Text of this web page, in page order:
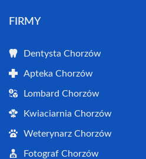
FIRMY
Dentysta Chorzów
Apteka Chorzów
Lombard Chorzów
Kwiaciarnia Chorzów
Weterynarz Chorzów
Fotograf Chorzów